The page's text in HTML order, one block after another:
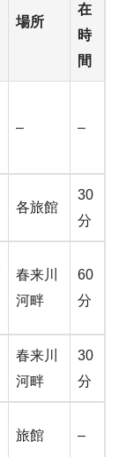
場所
在
時
間
– –
各旅館
30
分
春来川
河畔
60
分
春来川
河畔
30
分
旅館 –